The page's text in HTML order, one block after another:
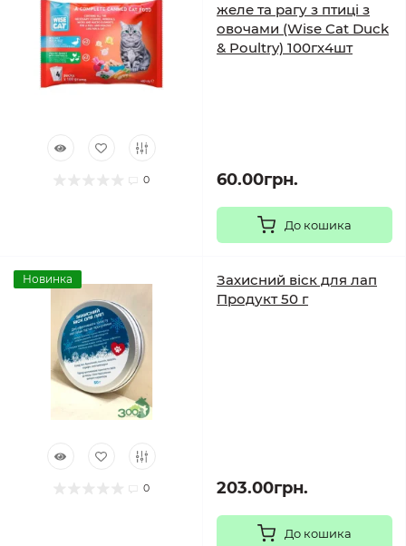
0
желе та рагу з птиці з
овочами (Wise Cat Duck
& Poultry) 100гх4шт
60.00грн.
До кошика
Новинка
0
Захисний віск для лап
Продукт 50 г
203.00грн.
До кошика